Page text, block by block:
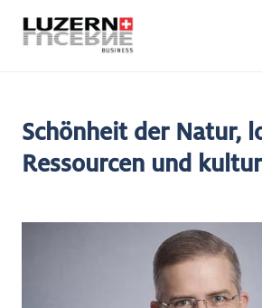
Schönheit der Natur,
Ressourcen und